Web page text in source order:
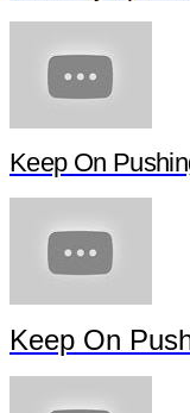
Keep On
Keep On